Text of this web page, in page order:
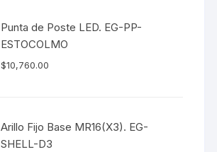
Punta de Poste LED. EG-PP-
ESTOCOLMO
$10,760.00
Arillo Fijo Base MR16(X3). EG-
SHELL-D3